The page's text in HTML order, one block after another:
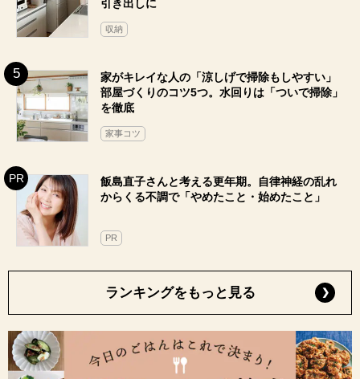
引き出しに
収納
家がキレイな人の「涼しげで掃除もしやすい」
部屋づくりのコツ5つ。水回りは「ついで掃除」
を徹底
家事コツ
飯島直子さんと考える更年期。自律神経の乱れ
からくる不調で「やめたこと・始めたこと」
PR
ランキングをもっと見る